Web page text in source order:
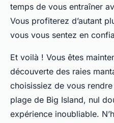
temps de vous entraîner
Vous profiterez d’autant
vous vous sentez en
Et voilà ! Vous êtes
découverte des raies
choisissiez de vous
plage de Big Island, nul
expérience inoubliable.